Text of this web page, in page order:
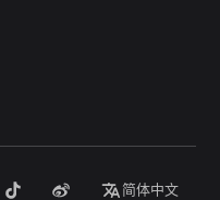
简体中文